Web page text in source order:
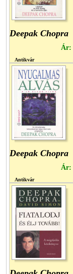
Deepak Chopra
Ár:
Antikvár
Deepak Chopra
Ár:
Antikvár